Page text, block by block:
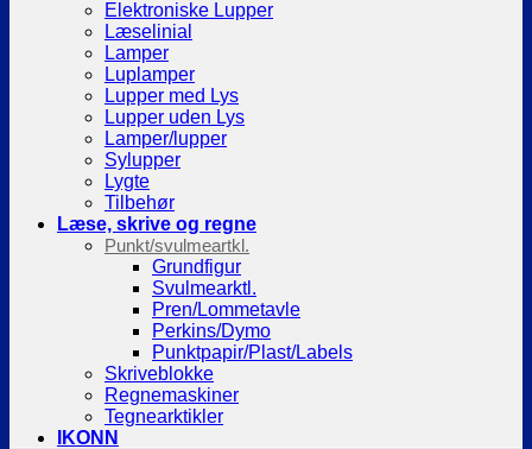
Elektroniske Lupper
Læselinial
Lamper
Luplamper
Lupper med Lys
Lupper uden Lys
Lamper/lupper
Sylupper
Lygte
Tilbehør
Læse, skrive og regne
Punkt/svulmeartkl.
Grundfigur
Svulmearktl.
Pren/Lommetavle
Perkins/Dymo
Punktpapir/Plast/Labels
Skriveblokke
Regnemaskiner
Tegnearktikler
IKONN